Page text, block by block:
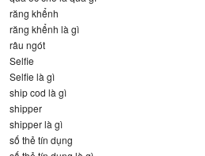
răng khểnh
răng khểnh là gì
râu ngót
Selfie
Selfie là gì
ship cod là gì
shipper
shipper là gì
số thẻ tín dụng